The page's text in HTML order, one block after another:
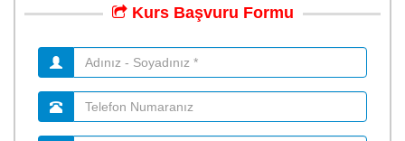
Kurs Başvuru Formu